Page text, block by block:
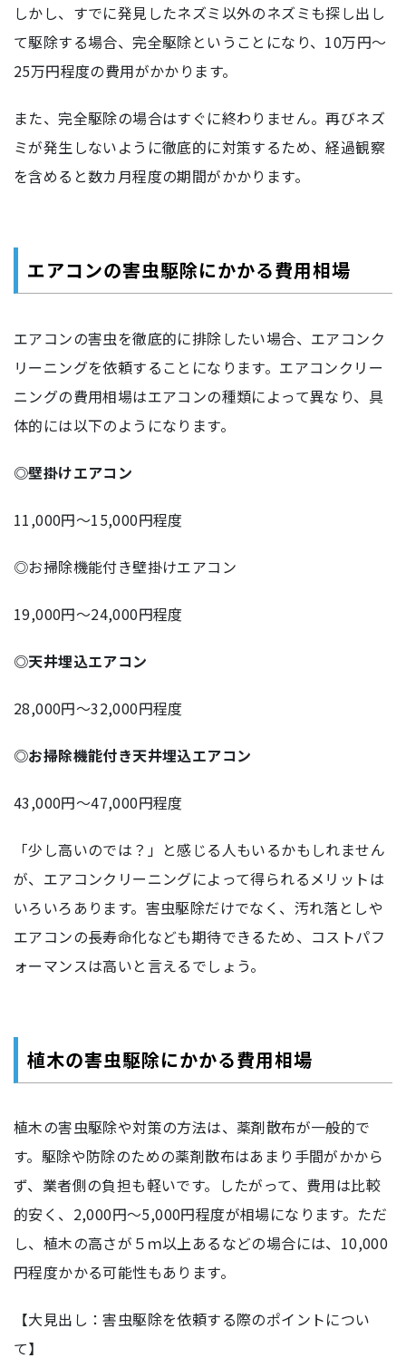
しかし、すでに発見したネズミ以外のネズミも探し出し
て駆除する場合、完全駆除ということになり、10万円～
25万円程度の費用がかかります。
また、完全駆除の場合はすぐに終わりません。再びネズ
ミが発生しないように徹底的に対策するため、経過観察
を含めると数カ月程度の期間がかかります。
エアコンの害虫駆除にかかる費用相場
エアコンの害虫を徹底的に排除したい場合、エアコンク
リーニングを依頼することになります。エアコンクリー
ニングの費用相場はエアコンの種類によって異なり、具
体的には以下のようになります。
◎壁掛けエアコン
11,000円～15,000円程度
◎お掃除機能付き壁掛けエアコン
19,000円～24,000円程度
◎天井埋込エアコン
28,000円～32,000円程度
◎お掃除機能付き天井埋込エアコン
43,000円～47,000円程度
「少し高いのでは？」と感じる人もいるかもしれません
が、エアコンクリーニングによって得られるメリットは
いろいろあります。害虫駆除だけでなく、汚れ落としや
エアコンの長寿命化なども期待できるため、コストパフ
ォーマンスは高いと言えるでしょう。
植木の害虫駆除にかかる費用相場
植木の害虫駆除や対策の方法は、薬剤散布が一般的で
す。駆除や防除のための薬剤散布はあまり手間がかから
ず、業者側の負担も軽いです。したがって、費用は比較
的安く、2,000円～5,000円程度が相場になります。ただ
し、植木の高さが５ｍ以上あるなどの場合には、10,000
円程度かかる可能性もあります。
【大見出し：害虫駆除を依頼する際のポイントについ
て】